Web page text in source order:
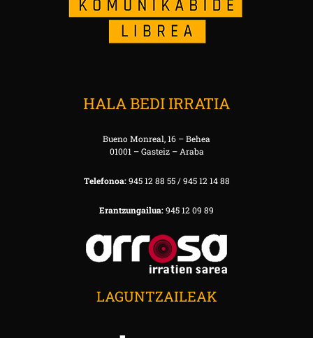
HALA BEDI IRRATIA
Bueno Monreal, 16 – Behea
01001 – Gasteiz – Araba
Telefonoa:945 12 88 55 / 945 12 14 88
Erantzungailua:945 12 09 89
LAGUNTZAILEAK